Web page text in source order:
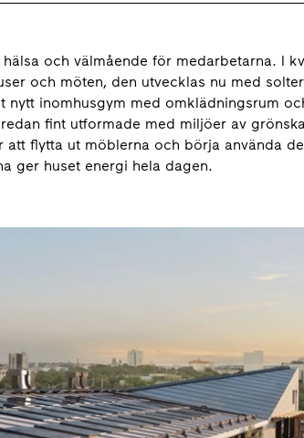
och välmående för medarbetarna. I
och möten, den utvecklas nu med
inomhusgym med omklädningsrum
fint utformade med miljöer av
flytta ut möblerna och börja använda
ger huset energi hela dagen.